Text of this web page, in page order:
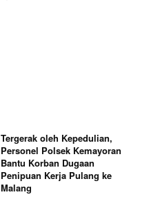
Tergerak oleh Kepedulian,
Personel Polsek Kemayoran
Bantu Korban Dugaan
Penipuan Kerja Pulang ke
Malang